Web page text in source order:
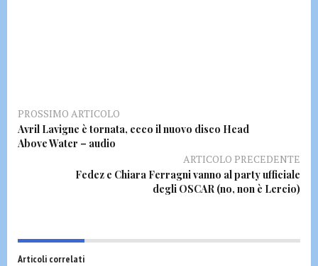
PROSSIMO ARTICOLO
Avril Lavigne è tornata, ecco il nuovo disco Head
Above Water – audio
ARTICOLO PRECEDENTE
Fedez e Chiara Ferragni vanno al party ufficiale
degli OSCAR (no, non è Lercio)
Articoli correlati